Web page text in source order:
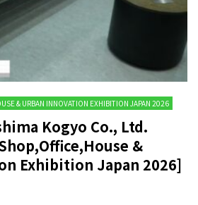
& URBAN INNOVATION EXHIBITION JAPAN 2026
Kogyo Co., Ltd.
&
Exhibition Japan 2026]